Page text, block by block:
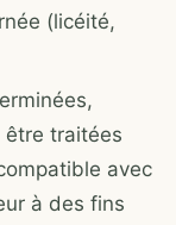
(licéité,
être traitées
avec
à des fins